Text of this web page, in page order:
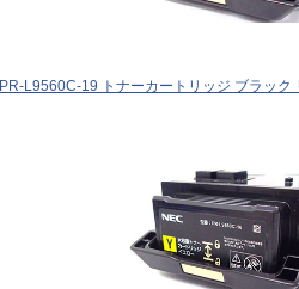
PR-L9560C-19 トナーカートリッジ ブラック